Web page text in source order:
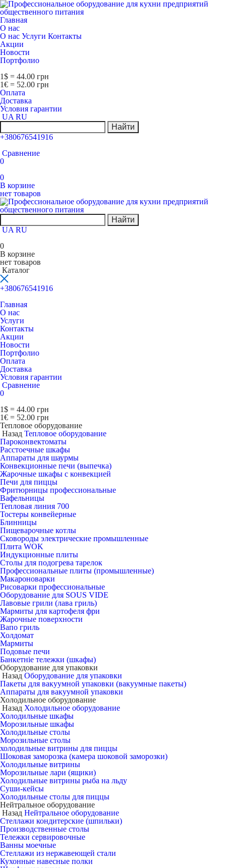
Главная
О нас
О нас Услуги Контакты
Акции
Новости
Портфолио
1$ = 44.00 грн
1€ = 52.00 грн
Оплата
Доставка
Условия гарантии
UA RU
Найти
+380676541916
Сравнение
0
0
В корзине
нет товаров
Найти
UA RU
0
В корзине
нет товаров
Каталог
+380676541916
Главная
О нас
Услуги
Контакты
Акции
Новости
Портфолио
Оплата
Доставка
Условия гарантии
Сравнение
0
1$ = 44.00 грн
1€ = 52.00 грн
Тепловое оборудование
Назад Тепловое оборудование
Пароконвектоматы
Расcтоечные шкафы
Аппараты для шаурмы
Конвекционные печи (выпечка)
Жарочные шкафы с конвекцией
Печи для пиццы
Фритюрницы профессиональные
Вафельницы
Тепловая линия 700
Тостеры конвейерные
Блинницы
Пищеварочные котлы
Сковороды электрические промышленные
Плита WOK
Индукционные плиты
Столы для подогрева тарелок
Профессиональные плиты (промышленные)
Макароноварки
Рисоварки профессиональные
Оборудование для SOUS VIDE
Лавовые грили (лава гриль)
Мармиты для картофеля фри
Жарочные поверхности
Вапо гриль
Холдомат
Мармиты
Подовые печи
Банкетніе тележки (шкафы)
Оборудование для упаковки
Назад Оборудование для упаковки
Пакеты для вакуумной упаковки (вакуумные пакеты)
Аппараты для вакуумной упаковки
Холодильное оборудование
Назад Холодильное оборудование
Холодильные шкафы
Морозильные шкафы
Холодильные столы
Морозильные столы
холодильные витрины для пиццы
Шоковая заморозка (камера шоковой заморозки)
Холодильные витрины
Морозильные лари (ящики)
Холодильные витрины рыба на льду
Суши-кейсы
Холодильные столы для пиццы
Нейтральное оборудование
Назад Нейтральное оборудование
Стеллажи кондитерские (шпильки)
Производственные столы
Тележки сервировочные
Ванны моечные
Стеллажи из нержавеющей стали
Кухонные навесные полки